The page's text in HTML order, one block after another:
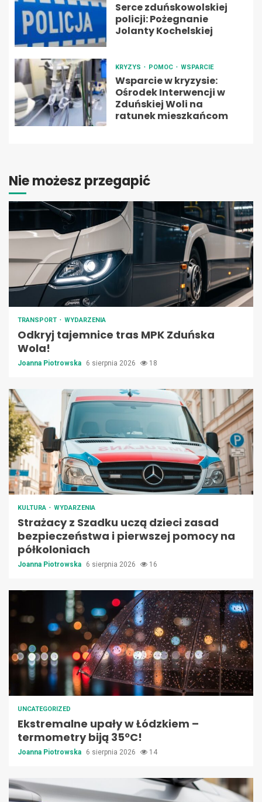
Serce zduńskowolskiej
policji: Pożegnanie
Jolanty Kochelskiej
KRYZYS POMOC WSPARCIE
Wsparcie w kryzysie:
Ośrodek Interwencji w
Zduńskiej Woli na
ratunek mieszkańcom
Nie możesz przegapić
TRANSPORT WYDARZENIA
Odkryj tajemnice tras MPK Zduńska
Wola!
Joanna Piotrowska 6 sierpnia 2026 18
KULTURA WYDARZENIA
Strażacy z Szadku uczą dzieci zasad
bezpieczeństwa i pierwszej pomocy na
półkoloniach
Joanna Piotrowska 6 sierpnia 2026 16
UNCATEGORIZED
Ekstremalne upały w Łódzkiem –
termometry biją 35ºC!
Joanna Piotrowska 6 sierpnia 2026 14